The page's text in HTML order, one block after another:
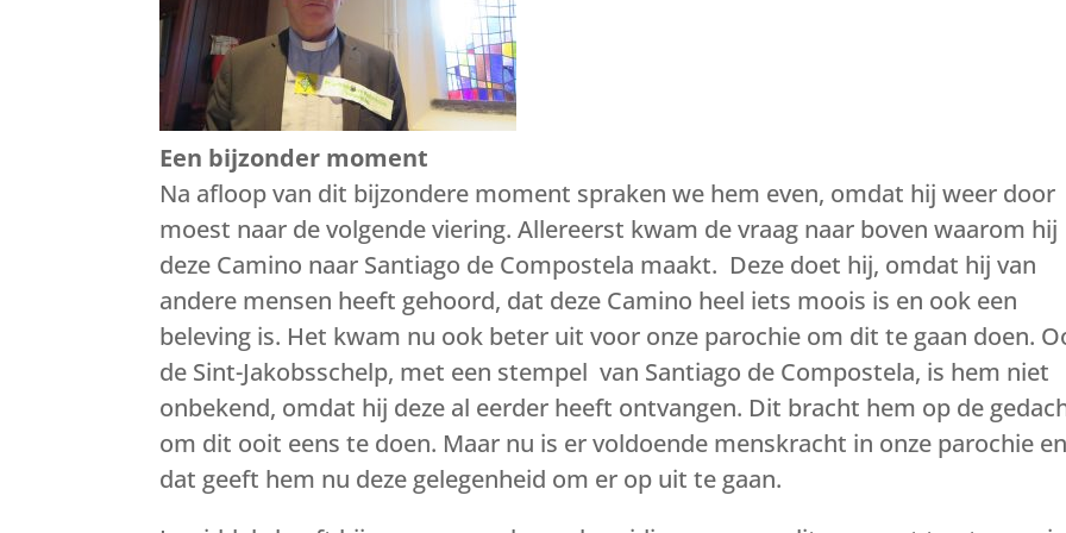
Een bijzonder moment
Na afloop van dit bijzondere moment spraken we hem even, omdat hij weer door
moest naar de volgende viering. Allereerst kwam de vraag naar boven waarom hij
deze Camino naar Santiago de Compostela maakt. Deze doet hij, omdat hij van
andere mensen heeft gehoord, dat deze Camino heel iets moois is en ook een
beleving is. Het kwam nu ook beter uit voor onze parochie om dit te gaan doen.
de Sint-Jakobsschelp, met een stempel van Santiago de Compostela, is hem niet
onbekend, omdat hij deze al eerder heeft ontvangen. Dit bracht hem op de
om dit ooit eens te doen. Maar nu is er voldoende menskracht in onze parochie en
dat geeft hem nu deze gelegenheid om er op uit te gaan.